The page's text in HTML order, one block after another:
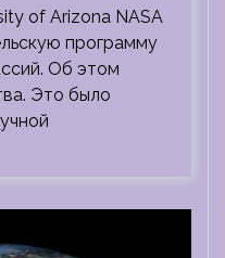
of Arizona NASA
программу
Об этом
Это было